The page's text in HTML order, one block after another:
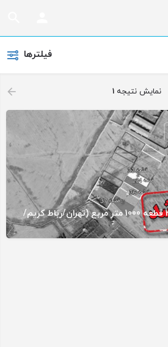
فیلترها
نمایش نتیجه 1
زمین باغ ویلا کشاورزی 3 قطعه 1000 متر مربع (تهران/رباط کریم/